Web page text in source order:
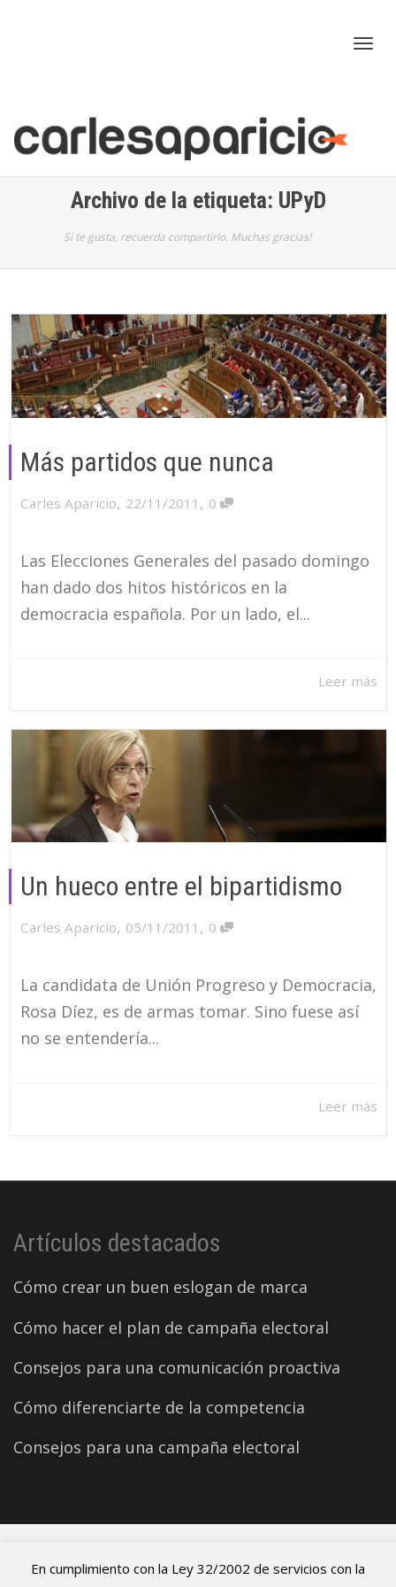
Archivo de la etiqueta: UPyD
Si te gusta, recuerda compartirlo. Muchas gracias!
Más partidos que nunca
Carles Aparicio, 22/11/2011 , 0
Las Elecciones Generales del pasado domingo
han dado dos hitos históricos en la
democracia española. Por un lado, el...
Leer más
Un hueco entre el bipartidismo
Carles Aparicio, 05/11/2011 , 0
La candidata de Unión Progreso y Democracia,
Rosa Díez, es de armas tomar. Sino fuese así
no se entendería...
Leer más
Artículos destacados
Cómo crear un buen eslogan de marca
Cómo hacer el plan de campaña electoral
Consejos para una comunicación proactiva
Cómo diferenciarte de la competencia
Consejos para una campaña electoral
©2026 Carles Aparicio
En cumplimiento con la Ley 32/2002 de servicios con la